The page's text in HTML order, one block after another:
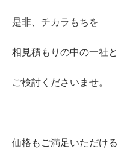
是非、チカラもちを
相見積もりの中の一社
ご検討くださいませ。
価格もご満足いただけ